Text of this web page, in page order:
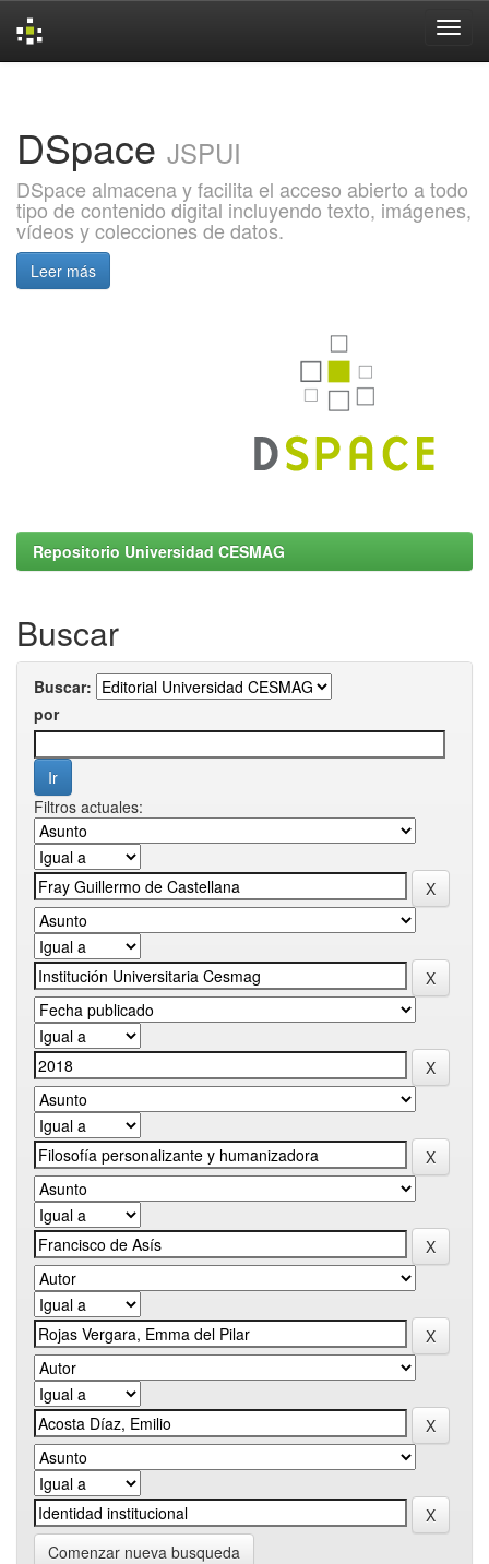
DSpace JSPUI
DSpace almacena y facilita el acceso abierto a todo
tipo de contenido digital incluyendo texto, imágenes,
vídeos y colecciones de datos.
Leer más
Repositorio Universidad CESMAG
Buscar
Buscar:
por
Filtros actuales:
Comenzar nueva busqueda